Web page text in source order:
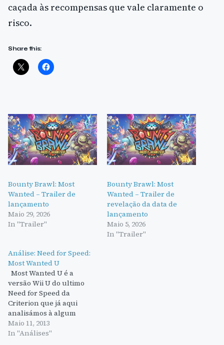
caçada às recompensas que vale claramente o
risco.
Share this:
Bounty Brawl: Most
Wanted – Trailer de
lançamento
Maio 29, 2026
In "Trailer"
Bounty Brawl: Most
Wanted – Trailer de
revelação da data de
lançamento
Maio 5, 2026
In "Trailer"
Análise: Need for Speed:
Most Wanted U
Most Wanted U é a
versão Wii U do ultimo
Need for Speed da
Criterion que já aqui
analisámos à algum
tempo. Esta análise não
irá falar do jogo em si de
Maio 11, 2013
In "Análises"